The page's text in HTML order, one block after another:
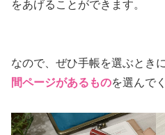
をあげることができます。
なので、ぜひ手帳を選ぶときに
間ページがあるものを選んで